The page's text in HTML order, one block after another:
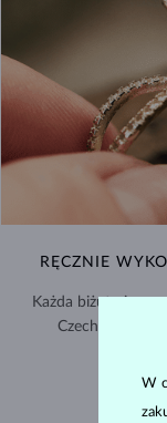
RĘCZNIE
Każda biżuteria
Czechach i jest
W